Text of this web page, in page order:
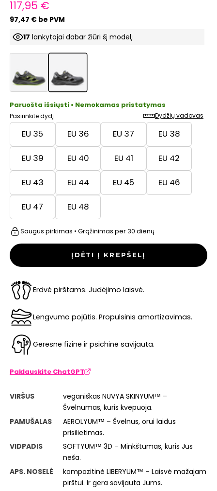
Pardavimo kaina
117,95 €
97,47 € be PVM
17 lankytojai dabar žiūri šį modelį
ProductListDropProductListDrop
Paruošta išsiųsti • Nemokamas pristatymas
Pasirinkite dydį Dydžių vadovas
EU 35 EU 36 EU 37 EU 38
EU 39 EU 40 EU 41 EU 42
EU 43 EU 44 EU 45 EU 46
EU 47 EU 48
Saugus pirkimas • Grąžinimas per 30 dienų
ĮDĖTI Į KREPŠELĮ
Erdvė pirštams. Judėjimo laisvė.
Lengvumo pojūtis. Propulsinis amortizavimas.
Geresnė fizinė ir psichinė savijauta.
Paklauskite ChatGPT
VIRŠUS
veganiškas NUVYA SKINYUM™ –
Švelnumas, kuris kvėpuoja.
PAMUŠALAS
AEROLYUM™ – Švelnus, orui laidus
prisilietimas.
VIDPADIS
SOFTYUM™ 3D – Minkštumas, kuris Jus
neša.
APS. NOSELĖ
kompozitinė LIBERYUM™ – Laisvė mažajam
pirštui. Ir gera savijauta Jums.